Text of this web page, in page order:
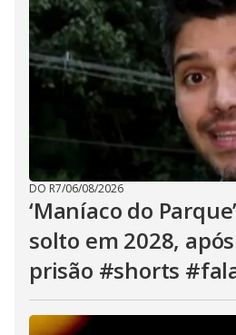
DO R7/06/08/2026
‘Maníaco do
solto em 2028,
prisão #shorts